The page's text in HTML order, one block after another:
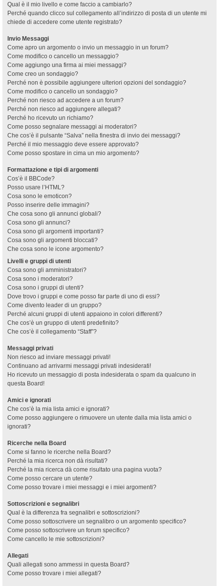
Qual è il mio livello e come faccio a cambiarlo?
Perché quando clicco sul collegamento all’indirizzo di posta di un utente mi
chiede di accedere come utente registrato?
Invio Messaggi
Come apro un argomento o invio un messaggio in un forum?
Come modifico o cancello un messaggio?
Come aggiungo una firma ai miei messaggi?
Come creo un sondaggio?
Perché non è possibile aggiungere ulteriori opzioni del sondaggio?
Come modifico o cancello un sondaggio?
Perché non riesco ad accedere a un forum?
Perché non riesco ad aggiungere allegati?
Perché ho ricevuto un richiamo?
Come posso segnalare messaggi ai moderatori?
Che cos’è il pulsante “Salva” nella finestra di invio dei messaggi?
Perché il mio messaggio deve essere approvato?
Come posso spostare in cima un mio argomento?
Formattazione e tipi di argomenti
Cos’è il BBCode?
Posso usare l’HTML?
Cosa sono le emoticon?
Posso inserire delle immagini?
Che cosa sono gli annunci globali?
Cosa sono gli annunci?
Cosa sono gli argomenti importanti?
Cosa sono gli argomenti bloccati?
Che cosa sono le icone argomento?
Livelli e gruppi di utenti
Cosa sono gli amministratori?
Cosa sono i moderatori?
Cosa sono i gruppi di utenti?
Dove trovo i gruppi e come posso far parte di uno di essi?
Come divento leader di un gruppo?
Perché alcuni gruppi di utenti appaiono in colori differenti?
Che cos’è un gruppo di utenti predefinito?
Che cos’è il collegamento “Staff”?
Messaggi privati
Non riesco ad inviare messaggi privati!
Continuano ad arrivarmi messaggi privati indesiderati!
Ho ricevuto un messaggio di posta indesiderata o spam da qualcuno in
questa Board!
Amici e ignorati
Che cos’è la mia lista amici e ignorati?
Come posso aggiungere o rimuovere un utente dalla mia lista amici o
ignorati?
Ricerche nella Board
Come si fanno le ricerche nella Board?
Perché la mia ricerca non dà risultati?
Perché la mia ricerca dà come risultato una pagina vuota?
Come posso cercare un utente?
Come posso trovare i miei messaggi e i miei argomenti?
Sottoscrizioni e segnalibri
Qual è la differenza fra segnalibri e sottoscrizioni?
Come posso sottoscrivere un segnalibro o un argomento specifico?
Come posso sottoscrivere un forum specifico?
Come cancello le mie sottoscrizioni?
Allegati
Quali allegati sono ammessi in questa Board?
Come posso trovare i miei allegati?